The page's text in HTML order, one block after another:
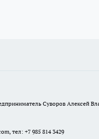
Суворов Алексей
, тел: +7 985 814 3429